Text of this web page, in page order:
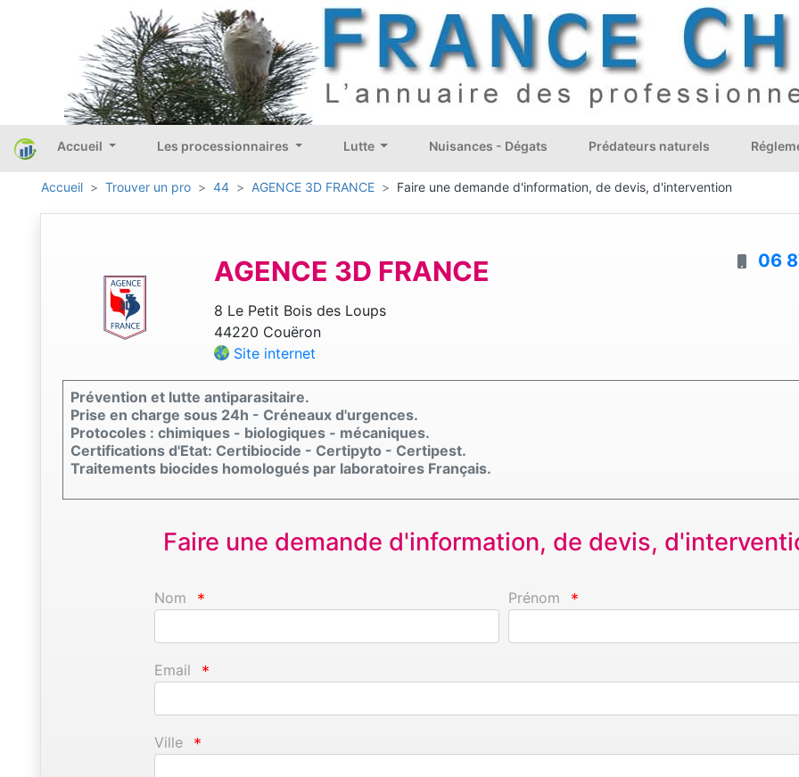
Accueil Les processionnaires Lutte Nuisances - Dégats Prédateurs naturels
Accueil Trouver un pro 44 AGENCE 3D FRANCE Faire une demande d'information, de devis, d'intervention
AGENCE 3D FRANCE
8 Le Petit Bois des Loups
44220 Couëron
Site internet
06
Prévention et lutte antiparasitaire.
Prise en charge sous 24h - Créneaux d'urgences.
Protocoles : chimiques - biologiques - mécaniques.
Certifications d'Etat: Certibiocide - Certipyto - Certipest.
Traitements biocides homologués par laboratoires Français.
Faire une demande d'information, de devis,
Nom * Prénom *
Email *
Ville *